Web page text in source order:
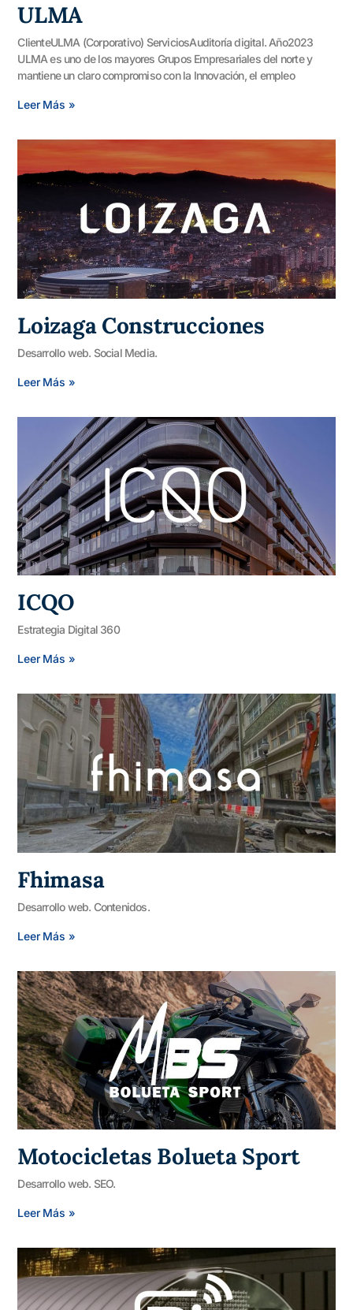
ULMA
ClienteULMA (Corporativo) ServiciosAuditoría digital. Año2023
ULMA es uno de los mayores Grupos Empresariales del norte y
mantiene un claro compromiso con la Innovación, el empleo
Leer Más »
Loizaga Construcciones
Desarrollo web. Social Media.
Leer Más »
ICQO
Estrategia Digital 360
Leer Más »
Fhimasa
Desarrollo web. Contenidos.
Leer Más »
Motocicletas Bolueta Sport
Desarrollo web. SEO.
Leer Más »